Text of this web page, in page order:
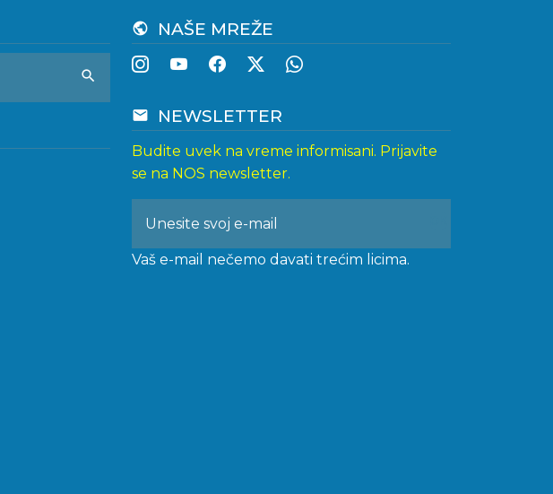
search
public NAŠE MREŽE
email NEWSLETTER
Budite uvek na vreme informisani. Prijavite
se na NOS newsletter.
Vaš e-mail nečemo davati trećim licima.